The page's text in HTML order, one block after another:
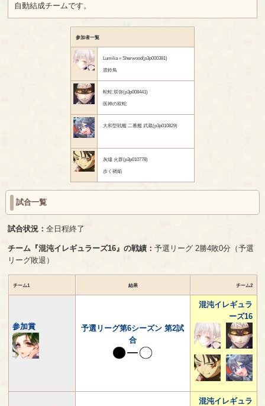
自動結成チームです。
参加者一覧
Lumilia＝Sherwood(p3p000381)
渡鈴鳥
蛇蛇 双弥(p3p008441)
医神の双蛇
大和型戦艦 二番艦 武蔵(p3p010829)
灰燼 火群(p3p010778)
歩く禍焔
試合一覧
試合状況：全日程終了
チーム『混沌イレギュラーズ16』の戦績：予選リーグ 2勝4敗0分（予選
リーグ敗退）
チーム1 結果 チーム2
参加賞
予選リーグ第6シーズン 第2試
合
混沌イレギュラ
ーズ16
混沌イレギュラ